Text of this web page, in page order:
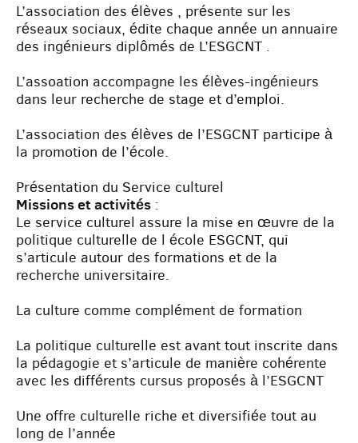
L’association des élèves , présente sur les
réseaux sociaux, édite chaque année un annuaire
des ingénieurs diplômés de L’ESGCNT .
L’assoation accompagne les élèves-ingénieurs
dans leur recherche de stage et d’emploi.
L’association des élèves de l’ESGCNT participe à
la promotion de l’école.
Présentation du Service culturel
Missions et activités :
Le service culturel assure la mise en œuvre de la
politique culturelle de l école ESGCNT, qui
s’articule autour des formations et de la
recherche universitaire.
La culture comme complément de formation
La politique culturelle est avant tout inscrite dans
la pédagogie et s’articule de manière cohérente
avec les différents cursus proposés à l’ESGCNT
Une offre culturelle riche et diversifiée tout au
long de l’année